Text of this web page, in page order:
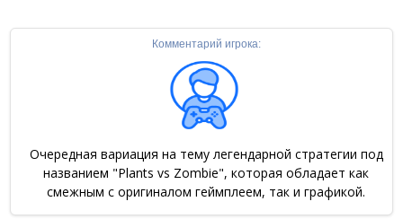
Комментарий игрока:
Очередная вариация на тему легендарной стратегии под
названием "Plants vs Zombie", которая обладает как
смежным с оригиналом геймплеем, так и графикой.